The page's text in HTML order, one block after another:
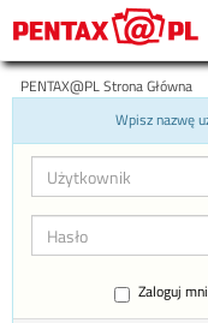
PENTAX@PL Strona Główna
Wpisz nazwę
Zaloguj